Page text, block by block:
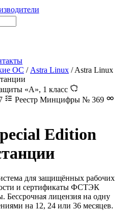
ОС / Astra Linux / Astra Linux
«А», 1 класс
Реестр Минцифры № 369
Edition
для защищённых рабочих
и сертификаты ФСТЭК
лицензия на одну
на 12, 24 или 36 месяцев.